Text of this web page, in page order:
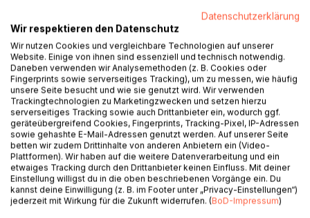
und verzichtet auf eine vorrausgehende Ausbildung zum/r
Gesundheits- und Krankenpfleger/in. Trotz mangelnder
Anerkennung, hat sich die Ausbildung bundesweit etabliert.
Die entstandene Ausbildung wurde bei den verschiedenen
Akteuren umstritten diskutiert. Pflegeverbände sahen in ihr
eine Schmalspurausbildung, Ärzte- und
Krankenhausverbände eine notwendige Maßnahme zur
Aufrechterhaltung des Krankenhausbetriebes. Eine
bundesweite staatliche Anerkennung für die Tätigkeit im
OP, gibt es bis heute nur für die Fachweiterbildung für den
Operationsdienst. Unbestritten ist, dass der Beruf des
Operationstechnischen Assistenten (OTA) für den heutigen
OP Betrieb, aufgrund des Nachwuchsmangels, nicht mehr
weg zu denken ist. Vergleichend zur Ausbildung in
Datenschutzerklärung
Wir respektieren den Datenschutz
Wir nutzen Cookies und vergleichbare Technologien auf unserer
Website. Einige von ihnen sind essenziell und technisch notwendig.
Daneben verwenden wir Analysemethoden (z. B. Cookies oder
Fingerprints sowie serverseitiges Tracking), um zu messen, wie häufig
unsere Seite besucht und wie sie genutzt wird. Wir verwenden
Trackingtechnologien zu Marketingzwecken und setzen hierzu
serverseitiges Tracking sowie auch Drittanbieter ein, wodurch ggf.
geräteübergreifend Cookies, Fingerprints, Tracking-Pixel, IP-Adressen
sowie gehashte E-Mail-Adressen genutzt werden. Auf unserer Seite
betten wir zudem Drittinhalte von anderen Anbietern ein (Video-
Plattformen). Wir haben auf die weitere Datenverarbeitung und ein
etwaiges Tracking durch den Drittanbieter keinen Einfluss. Mit deiner
Einstellung willigst du in die oben beschriebenen Vorgänge ein. Du
kannst deine Einwilligung (z. B. im Footer unter „Privacy-Einstellungen“)
jederzeit mit Wirkung für die Zukunft widerrufen. (BoD-Impressum)